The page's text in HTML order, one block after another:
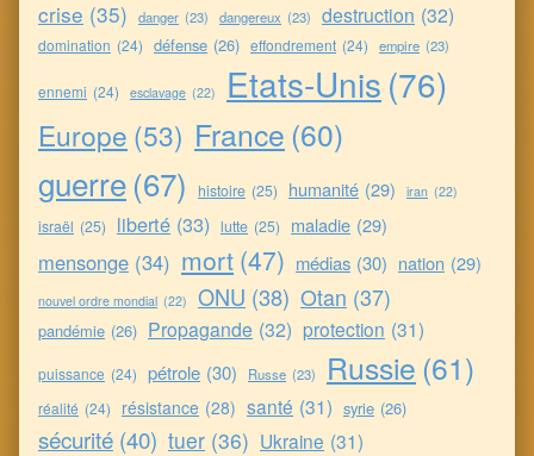
crise (35) danger (23) dangereux (23) destruction (32)
domination (24) défense (26) effondrement (24) empire (23)
ennemi (24) esclavage (22) Etats-Unis (76)
Europe (53) France (60)
guerre(67) histoire (25) humanité (29) iran (22)
israël (25) liberté (33) lutte (25) maladie (29)
mensonge (34) mort (47) médias (30) nation (29)
nouvel ordre mondial (22) ONU (38) Otan (37)
pandémie (26) Propagande (32) protection (31)
puissance (24) pétrole (30) Russe (23) Russie (61)
réalité (24) résistance (28) santé (31) syrie (26)
sécurité (40) tuer (36) Ukraine (31)